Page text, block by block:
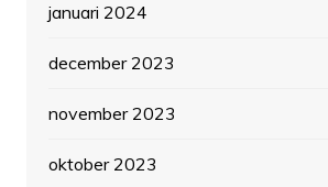
januari 2024
december 2023
november 2023
oktober 2023